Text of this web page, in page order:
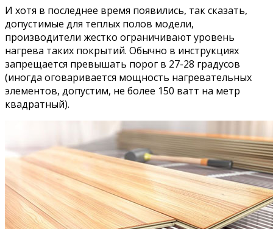
И хотя в последнее время появились, так сказать,
допустимые для теплых полов модели,
производители жестко ограничивают уровень
нагрева таких покрытий. Обычно в инструкциях
запрещается превышать порог в 27-28 градусов
(иногда оговаривается мощность нагревательных
элементов, допустим, не более 150 ватт на метр
квадратный).